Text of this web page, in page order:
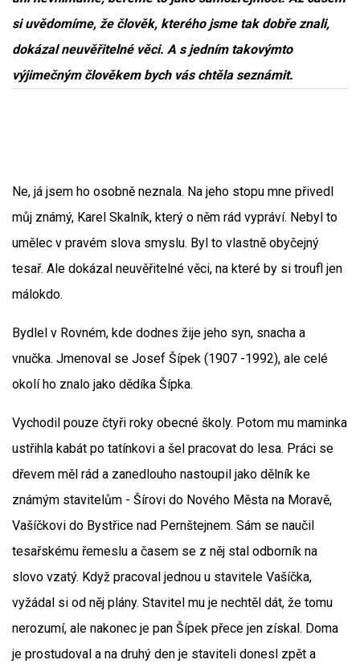
si uvědomíme, že člověk, kterého jsme tak dobře znali,
dokázal neuvěřitelné věci. A s jedním takovýmto
výjimečným člověkem bych vás chtěla seznámit.
Ne, já jsem ho osobně neznala. Na jeho stopu mne přivedl
můj známý, Karel Skalník, který o něm rád vypráví. Nebyl to
umělec v pravém slova smyslu. Byl to vlastně obyčejný
tesař. Ale dokázal neuvěřitelné věci, na které by si troufl jen
málokdo.
Bydlel v Rovném, kde dodnes žije jeho syn, snacha a
vnučka. Jmenoval se Josef Šípek (1907 -1992), ale celé
okolí ho znalo jako dědíka Šípka.
Vychodil pouze čtyři roky obecné školy. Potom mu maminka
ustřihla kabát po tatínkovi a šel pracovat do lesa. Práci se
dřevem měl rád a zanedlouho nastoupil jako dělník ke
známým stavitelům - Šírovi do Nového Města na Moravě,
Vašíčkovi do Bystřice nad Pernštejnem. Sám se naučil
tesařskému řemeslu a časem se z něj stal odborník na
slovo vzatý. Když pracoval jednou u stavitele Vašíčka,
vyžádal si od něj plány. Stavitel mu je nechtěl dát, že tomu
nerozumí, ale nakonec je pan Šípek přece jen získal. Doma
je prostudoval a na druhý den je staviteli donesl zpět a